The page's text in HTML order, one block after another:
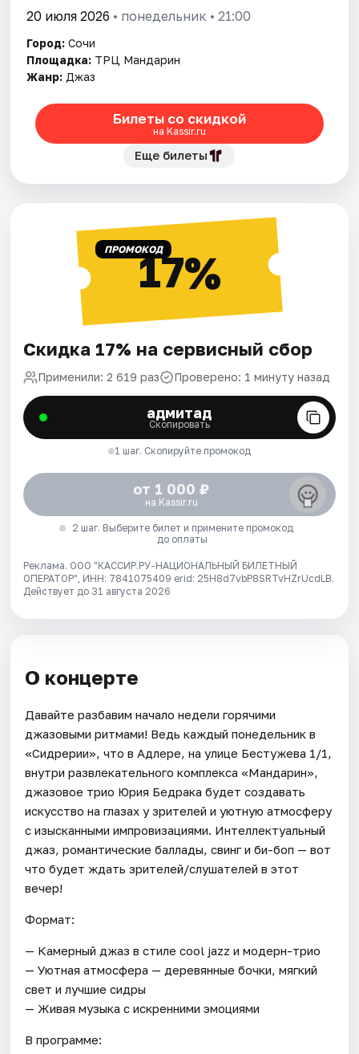
20 июля 2026 • понедельник • 21:00
Город: Сочи
Площадка: ТРЦ Мандарин
Жанр: Джаз
Билеты со скидкой
на Kassir.ru
Еще билеты
ПРОМОКОД17%
Скидка 17% на сервисный сбор
Применили: 2 619 раз Проверено: 1 минуту назад
адмитад
Скопировать
1 шаг. Скопируйте промокод
от 1 000 ₽
на Kassir.ru
2 шаг. Выберите билет и примените промокод
до оплаты
Реклама. ООО "КАССИР.РУ-НАЦИОНАЛЬНЫЙ БИЛЕТНЫЙ
ОПЕРАТОР", ИНН: 7841075409 erid: 25H8d7vbP8SRTvHZrUcdLB.
Действует до 31 августа 2026
О концерте
Давайте разбавим начало недели горячими
джазовыми ритмами! Ведь каждый понедельник в
«Сидрерии», что в Адлере, на улице Бестужева 1/1,
внутри развлекательного комплекса «Мандарин»,
джазовое трио Юрия Бедрака будет создавать
искусство на глазах у зрителей и уютную атмосферу
с изысканными импровизациями. Интеллектуальный
джаз, романтические баллады, свинг и би-боп — вот
что будет ждать зрителей/слушателей в этот
вечер!
Формат:
— Камерный джаз в стиле cool jazz и модерн-трио
— Уютная атмосфера — деревянные бочки, мягкий
свет и лучшие сидры
— Живая музыка с искренними эмоциями
В программе: